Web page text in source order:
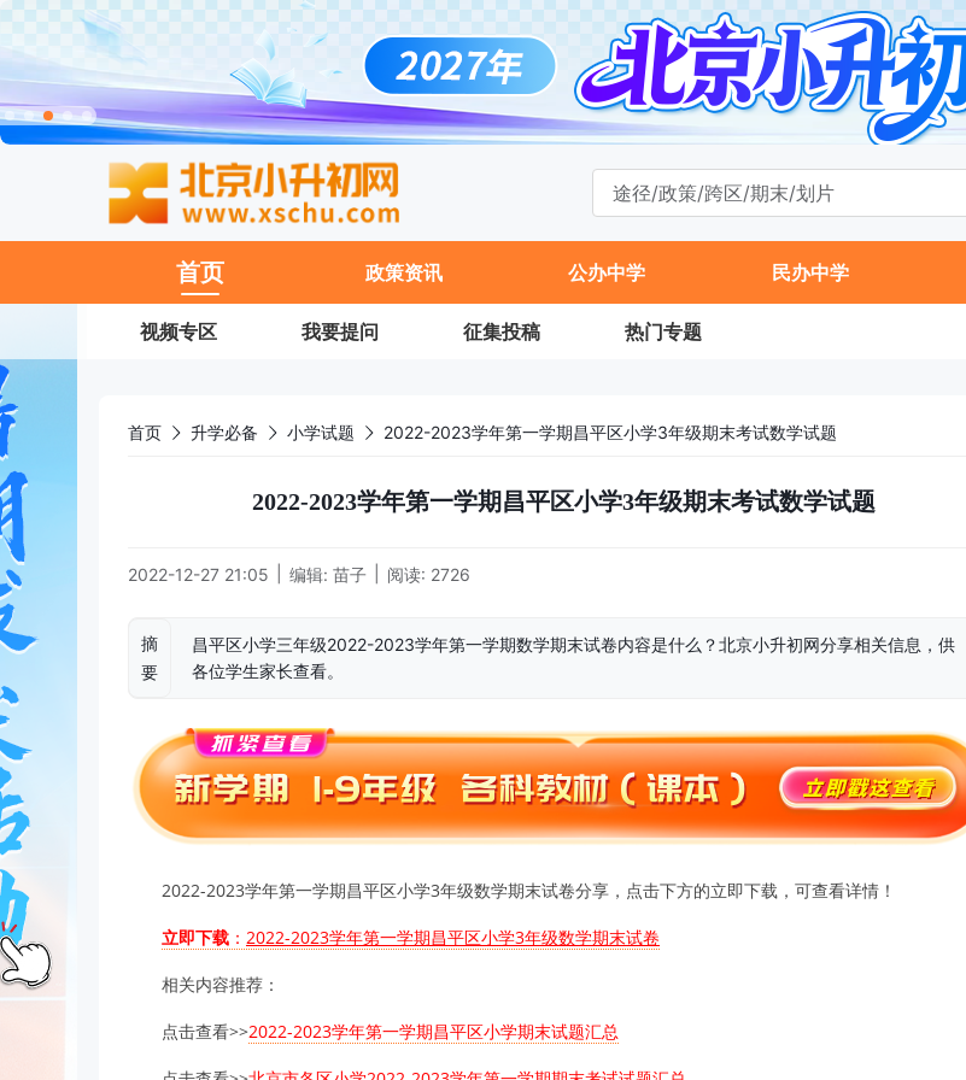
首页 政策资讯 公办中学 民办中学
视频专区 我要提问 征集投稿 热门专题
首页 升学必备 小学试题 2022-2023学年第一学期昌平区小学3年级期末考试数学试题
2022-2023学年第一学期昌平区小学3年级期末考试数学试题
2022-12-27 21:05 编辑: 苗子 阅读: 2726
摘
要
昌平区小学三年级2022-2023学年第一学期数学期末试卷内容是什么？北京小升初网分享相关信息，供
各位学生家长查看。
2022-2023学年第一学期昌平区小学3年级数学期末试卷分享，点击下方的立即下载，可查看详情！
立即下载 ： 2022-2023学年第一学期昌平区小学3年级数学期末试卷
相关内容推荐：
点击查看>>2022-2023学年第一学期昌平区小学期末试题汇总